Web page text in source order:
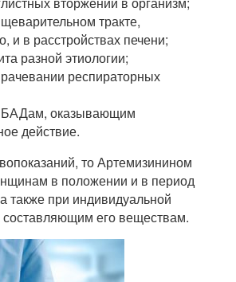
тракте,
и в расстройствах печени;
разной этиологии;
респираторных
БАДам, оказывающим
действие.
то Артемизинином
в положении и в период
также при индивидуальной
составляющим его веществам.